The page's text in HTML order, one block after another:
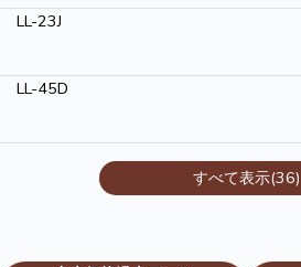
LL-23J
LL-45D
すべて表示(36)